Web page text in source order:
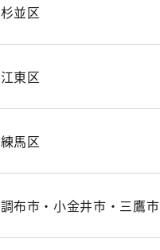
杉並区
江東区
練馬区
調布市・小金井市・三鷹市